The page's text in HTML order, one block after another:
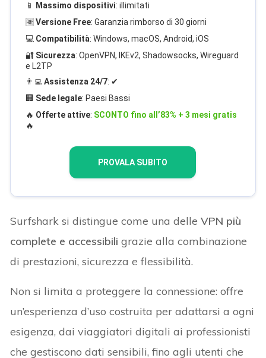
📱
Massimo dispositivi: illimitati
🆓Versione Free: Garanzia rimborso di 30 giorni
💻 Compatibilità: Windows, macOS, Android, iOS
🔐 Sicurezza: OpenVPN, IKEv2, Shadowsocks, Wireguard
e L2TP
👨‍💻Assistenza 24/7: ✔
🏢 Sede legale: Paesi Bassi
🔥 Offerte attive: SCONTO fino all’83% + 3 mesi gratis
🔥
PROVALA SUBITO
Surfshark si distingue come una delleVPN più
complete e accessibili grazie alla combinazione
di prestazioni, sicurezza e flessibilità.
Non si limita a proteggere la connessione: offre
un’esperienza d’uso costruita per adattarsi a ogni
esigenza, dai viaggiatori digitali ai professionisti
che gestiscono dati sensibili, fino agli utenti che